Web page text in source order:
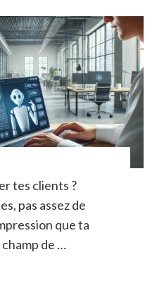
tes clients ?
pas assez de
que ta
de …